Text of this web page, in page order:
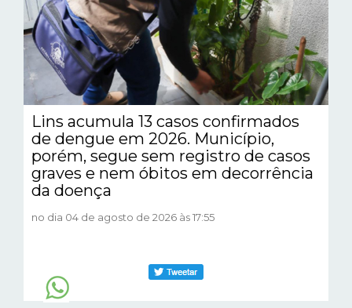
Lins acumula 13 casos confirmados
de dengue em 2026. Município,
porém, segue sem registro de casos
graves e nem óbitos em decorrência
da doença
no dia 04 de agosto de 2026 às 17:55